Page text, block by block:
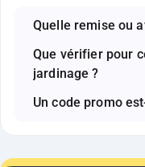
Quelle remise ou
Que vérifier pour
jardinage ?
Un code promo